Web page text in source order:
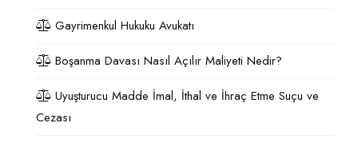
Gayrimenkul Hukuku Avukatı
Boşanma Davası Nasıl Açılır Maliyeti Nedir?
Uyuşturucu Madde İmal, İthal ve İhraç Etme Suçu ve
Cezası